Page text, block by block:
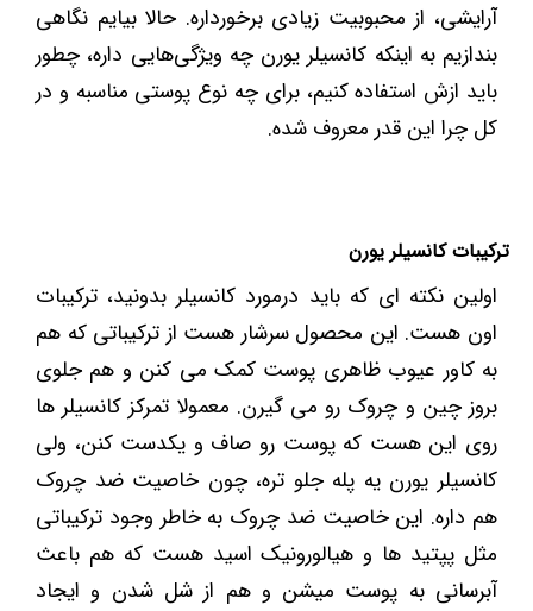
آرایشی، از محبوبیت زیادی برخورداره. حالا بیایم نگاهی
بندازیم به اینکه کانسیلر یورن چه ویژگی‌هایی داره، چطور
باید ازش استفاده کنیم، برای چه نوع پوستی مناسبه و در
کل چرا این قدر معروف شده.
ترکیبات کانسیلر یورن
اولین نکته ای که باید درمورد کانسیلر بدونید، ترکیبات
اون هست. این محصول سرشار هست از ترکیباتی که هم
به کاور عیوب ظاهری پوست کمک می کنن و هم جلوی
بروز چین و چروک رو می گیرن. معمولا تمرکز کانسیلر ها
روی این هست که پوست رو صاف و یکدست کنن، ولی
کانسیلر یورن یه پله جلو تره، چون خاصیت ضد چروک
هم داره. این خاصیت ضد چروک به خاطر وجود ترکیباتی
مثل پپتید ها و هیالورونیک اسید هست که هم باعث
آبرسانی به پوست میشن و هم از شل شدن و ایجاد